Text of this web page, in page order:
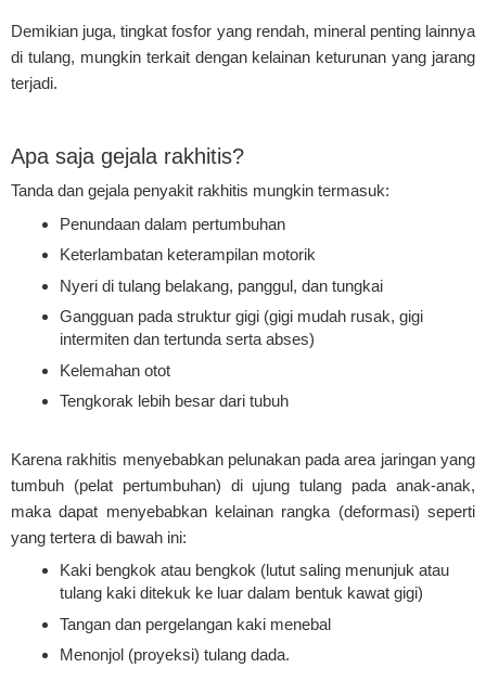
Demikian juga, tingkat fosfor yang rendah, mineral penting lainnya
di tulang, mungkin terkait dengan kelainan keturunan yang jarang
terjadi.
Apa saja gejala rakhitis?
Tanda dan gejala penyakit rakhitis mungkin termasuk:
Penundaan dalam pertumbuhan
Keterlambatan keterampilan motorik
Nyeri di tulang belakang, panggul, dan tungkai
Gangguan pada struktur gigi (gigi mudah rusak, gigi
intermiten dan tertunda serta abses)
Kelemahan otot
Tengkorak lebih besar dari tubuh
Karena rakhitis menyebabkan pelunakan pada area jaringan yang
tumbuh (pelat pertumbuhan) di ujung tulang pada anak-anak,
maka dapat menyebabkan kelainan rangka (deformasi) seperti
yang tertera di bawah ini:
Kaki bengkok atau bengkok (lutut saling menunjuk atau
tulang kaki ditekuk ke luar dalam bentuk kawat gigi)
Tangan dan pergelangan kaki menebal
Menonjol (proyeksi) tulang dada.